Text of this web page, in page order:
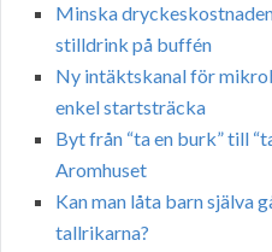
Minska
stilldrink på buffén
Ny intäktskanal för
enkel startsträcka
Byt från “ta en burk” till
Aromhuset
Kan man låta barn själva
tallrikarna?